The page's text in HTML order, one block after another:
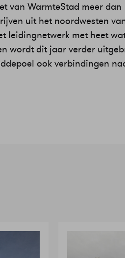
van WarmteStad meer dan
uit het noordwesten
leidingnetwerk met heet
wordt dit jaar verder
ook verbindingen